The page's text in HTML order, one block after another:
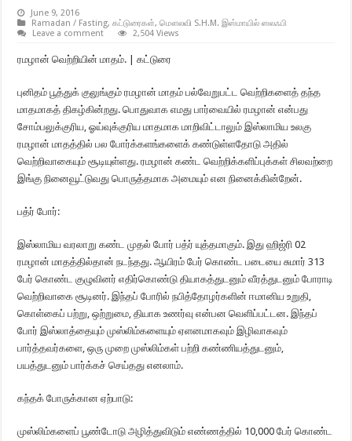
June 9, 2016
Ramadan / Fasting,கட்டுரைகள்,மௌலவி S.H.M. இஸ்மாயில் ஸலஃபி
Leave a comment
2,504 Views
ரமழான் வெற்றியின் மாதம். | கட்டுரை
புனிதம் பூத்துக் குலுங்கும் ரமழான் மாதம் பல்வேறுபட்ட வெற்றிகளைத் தந்த
மாதமாகத் திகழ்கின்றது. பொதுவாக எமது பார்வையில் ரமழான் என்பது
சோம்பலுக்குரிய, ஓய்வுக்குரிய மாதமாக மாறிவிட்டாலும் இஸ்லாமிய உலகு
ரமழான் மாதத்தில் பல போர்க்களங்களைக் கண்டுள்ளதோடு அதில்
வெற்றிவாகையும் சூடியுள்ளது. ரமழான் கண்ட வெற்றிக்களிப்புக்கள் சிலவற்றை
இங்கு நினைவூட்டுவது பொருத்தமாக அமையும் என நினைக்கின்றேன்.
பத்ர் போர்:
இஸ்லாமிய வரலாறு கண்ட முதல் போர் பத்ர் யுத்தமாகும். இது ஹிஜ்ரி 02
ரமழான் மாதத்தில்தான் நடந்தது. ஆயிரம் பேர் கொண்ட படையை சுமார் 313
பேர் கொண்ட குழுவினர் எதிர்கொண்டு தியாகத்துடனும் வீரத்துடனும் போராடி
வெற்றிவாகை சூடினர். இந்தப் போரில் நபித்தோழர்களின் ஈமானிய உறுதி,
கொள்கைப் பற்று, ஒற்றுமை, தியாக உணர்வு என்பன வெளிப்பட்டன. இந்தப்
போர் இஸ்லாத்தையும் முஸ்லிம்களையும் ஏளனமாகவும் இழிவாகவும்
பார்த்தவர்களை, ஒரு முறை முஸ்லிம்கள் பற்றி கண்ணியத்துடனும்,
பயத்துடனும் பார்க்கச் செய்தது எனலாம்.
கந்தக் போருக்கான ஏற்பாடு:
முஸ்லிம்களைப் பூண்டோடு அழித்துவிடும் எண்ணத்தில் 10,000 பேர் கொண்ட